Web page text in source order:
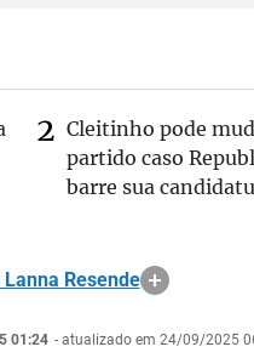
Cleitinho pode
partido caso
barre sua
Resende
01:24 - atualizado em 24/09/2025